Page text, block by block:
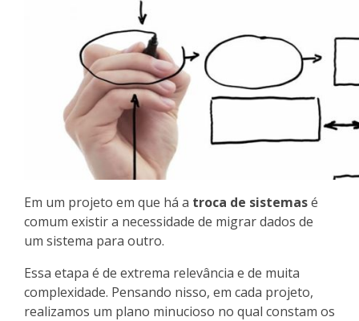
Em um projeto em que há a troca de sistemasé
comum existir a necessidade de migrar dados de
um sistema para outro.
Essa etapa é de extrema relevância e de muita
complexidade. Pensando nisso, em cada projeto,
realizamos um plano minucioso no qual constam os